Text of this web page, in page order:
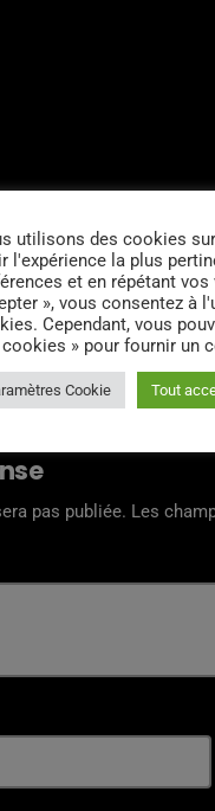
D’ARTICLES
pas publiée. Les
utilisons des cookies
l'expérience la plus
et en répétant
», vous consentez à
Cependant, vous
» pour fournir un
Cookie Tout